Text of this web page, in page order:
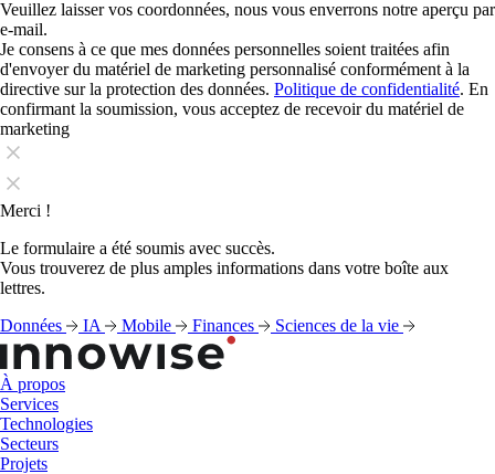
Veuillez laisser vos coordonnées, nous vous enverrons notre aperçu par
e-mail.
Je consens à ce que mes données personnelles soient traitées afin
d'envoyer du matériel de marketing personnalisé conformément à la
directive sur la protection des données. Politique de confidentialité. En
confirmant la soumission, vous acceptez de recevoir du matériel de
marketing
Merci !
Le formulaire a été soumis avec succès.
Vous trouverez de plus amples informations dans votre boîte aux
lettres.
Données
IA Mobile Finances Sciences de la vie
À propos
Services
Technologies
Secteurs
Projets